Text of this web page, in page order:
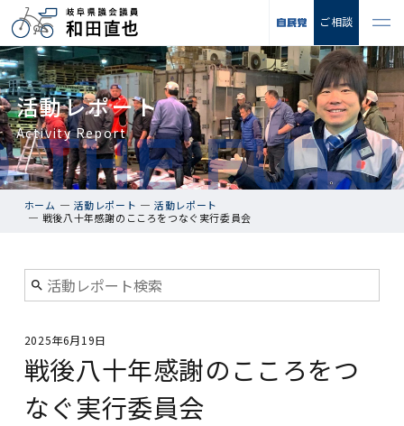
ご相談
活動レポート
Activity Report
ホーム 活動レポート
活動レポート
戦後八十年感謝のこころをつなぐ実行委員会
2025年6月19日
戦後八十年感謝のこころをつ
なぐ実行委員会